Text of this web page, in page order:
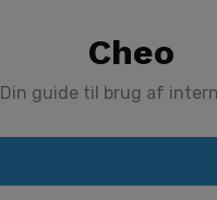
Cheo
Din guide til brug af